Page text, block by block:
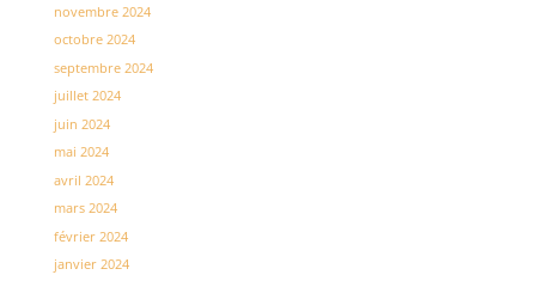
novembre 2024
octobre 2024
septembre 2024
juillet 2024
juin 2024
mai 2024
avril 2024
mars 2024
février 2024
janvier 2024